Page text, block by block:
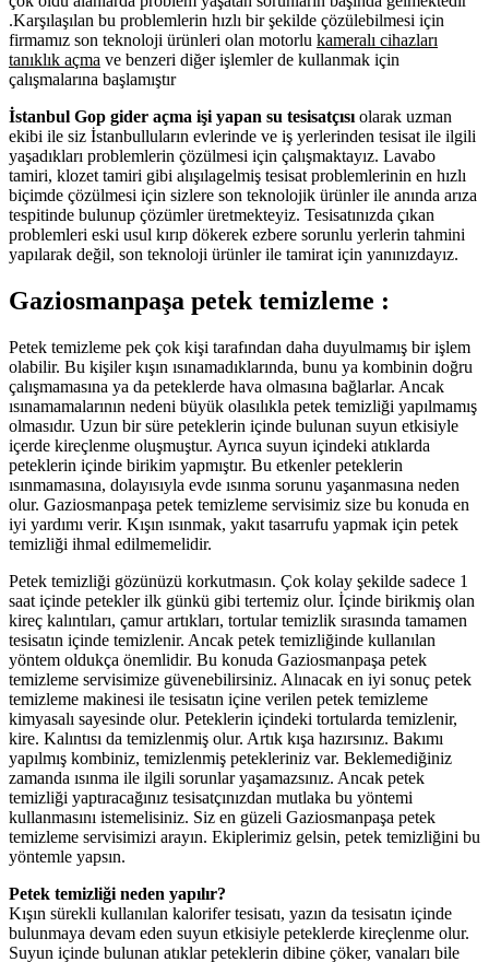
.Karşılaşılan bu problemlerin hızlı bir şekilde çözülebilmesi için
firmamız son teknoloji ürünleri olan motorlu kameralı cihazları
tanıklık açma ve benzeri diğer işlemler de kullanmak için
çalışmalarına başlamıştır
İstanbul Gop gider açma işi yapan su tesisatçısı olarak uzman
ekibi ile siz İstanbulluların evlerinde ve iş yerlerinden tesisat ile ilgili
yaşadıkları problemlerin çözülmesi için çalışmaktayız. Lavabo
tamiri, klozet tamiri gibi alışılagelmiş tesisat problemlerinin en hızlı
biçimde çözülmesi için sizlere son teknolojik ürünler ile anında arıza
tespitinde bulunup çözümler üretmekteyiz. Tesisatınızda çıkan
problemleri eski usul kırıp dökerek ezbere sorunlu yerlerin tahmini
yapılarak değil, son teknoloji ürünler ile tamirat için yanınızdayız.
Gaziosmanpaşa petek temizleme :
Petek temizleme pek çok kişi tarafından daha duyulmamış bir işlem
olabilir. Bu kişiler kışın ısınamadıklarında, bunu ya kombinin doğru
çalışmamasına ya da peteklerde hava olmasına bağlarlar. Ancak
ısınamamalarının nedeni büyük olasılıkla petek temizliği yapılmamış
olmasıdır. Uzun bir süre peteklerin içinde bulunan suyun etkisiyle
içerde kireçlenme oluşmuştur. Ayrıca suyun içindeki atıklarda
peteklerin içinde birikim yapmıştır. Bu etkenler peteklerin
ısınmamasına, dolayısıyla evde ısınma sorunu yaşanmasına neden
olur. Gaziosmanpaşa petek temizleme servisimiz size bu konuda en
iyi yardımı verir. Kışın ısınmak, yakıt tasarrufu yapmak için petek
temizliği ihmal edilmemelidir.
Petek temizliği gözünüzü korkutmasın. Çok kolay şekilde sadece 1
saat içinde petekler ilk günkü gibi tertemiz olur. İçinde birikmiş olan
kireç kalıntıları, çamur artıkları, tortular temizlik sırasında tamamen
tesisatın içinde temizlenir. Ancak petek temizliğinde kullanılan
yöntem oldukça önemlidir. Bu konuda Gaziosmanpaşa petek
temizleme servisimize güvenebilirsiniz. Alınacak en iyi sonuç petek
temizleme makinesi ile tesisatın içine verilen petek temizleme
kimyasalı sayesinde olur. Peteklerin içindeki tortularda temizlenir,
kire. Kalıntısı da temizlenmiş olur. Artık kışa hazırsınız. Bakımı
yapılmış kombiniz, temizlenmiş petekleriniz var. Beklemediğiniz
zamanda ısınma ile ilgili sorunlar yaşamazsınız. Ancak petek
temizliği yaptıracağınız tesisatçınızdan mutlaka bu yöntemi
kullanmasını istemelisiniz. Siz en güzeli Gaziosmanpaşa petek
temizleme servisimizi arayın. Ekiplerimiz gelsin, petek temizliğini bu
yöntemle yapsın.
Petek temizliği neden yapılır?
Kışın sürekli kullanılan kalorifer tesisatı, yazın da tesisatın içinde
bulunmaya devam eden suyun etkisiyle peteklerde kireçlenme olur.
Suyun içinde bulunan atıklar peteklerin dibine çöker, vanaları bile